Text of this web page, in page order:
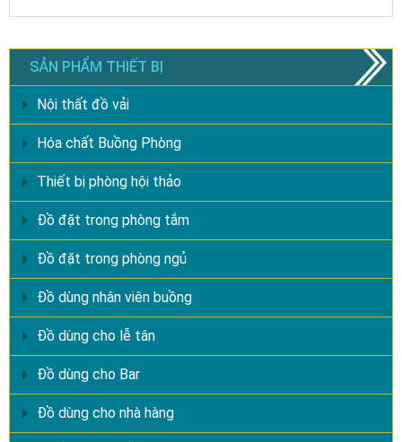
SẢN PHẨM THIẾT BỊ
Nội thất đồ vải
Hóa chất Buồng Phòng
Thiết bị phòng hội thảo
Đồ đặt trong phòng tắm
Đồ đặt trong phòng ngủ
Đồ dùng nhân viên buồng
Đồ dùng cho lễ tân
Đồ dùng cho Bar
Đồ dùng cho nhà hàng